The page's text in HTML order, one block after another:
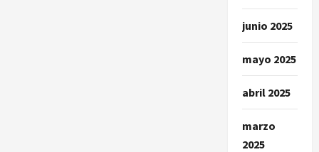
junio 2025
mayo 2025
abril 2025
marzo
2025